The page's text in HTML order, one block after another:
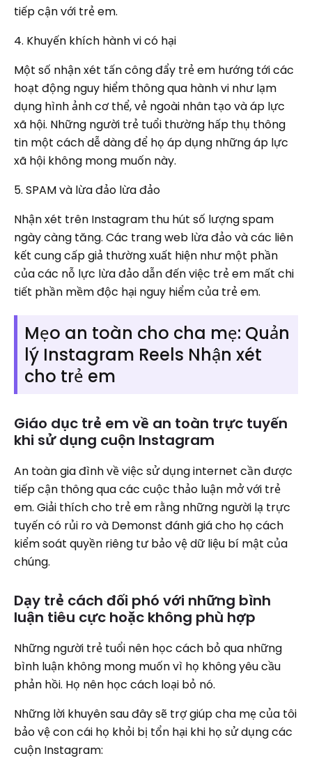
tiếp cận với trẻ em.
4. Khuyến khích hành vi có hại
Một số nhận xét tấn công đẩy trẻ em hướng tới các
hoạt động nguy hiểm thông qua hành vi như lạm
dụng hình ảnh cơ thể, vẻ ngoài nhân tạo và áp lực
xã hội. Những người trẻ tuổi thường hấp thụ thông
tin một cách dễ dàng để họ áp dụng những áp lực
xã hội không mong muốn này.
5. SPAM và lừa đảo lừa đảo
Nhận xét trên Instagram thu hút số lượng spam
ngày càng tăng. Các trang web lừa đảo và các liên
kết cung cấp giả thường xuất hiện như một phần
của các nỗ lực lừa đảo dẫn đến việc trẻ em mất chi
tiết phần mềm độc hại nguy hiểm của trẻ em.
Mẹo an toàn cho cha mẹ: Quản
lý Instagram Reels Nhận xét
cho trẻ em
Giáo dục trẻ em về an toàn trực tuyến
khi sử dụng cuộn Instagram
An toàn gia đình về việc sử dụng internet cần được
tiếp cận thông qua các cuộc thảo luận mở với trẻ
em. Giải thích cho trẻ em rằng những người lạ trực
tuyến có rủi ro và Demonst đánh giá cho họ cách
kiểm soát quyền riêng tư bảo vệ dữ liệu bí mật của
chúng.
Dạy trẻ cách đối phó với những bình
luận tiêu cực hoặc không phù hợp
Những người trẻ tuổi nên học cách bỏ qua những
bình luận không mong muốn vì họ không yêu cầu
phản hồi. Họ nên học cách loại bỏ nó.
Những lời khuyên sau đây sẽ trợ giúp cha mẹ của tôi
bảo vệ con cái họ khỏi bị tổn hại khi họ sử dụng các
cuộn Instagram: